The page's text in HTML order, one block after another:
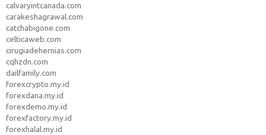
calvaryintcanada.com
carakeshagrawal.com
catchabigone.com
celticaweb.com
cirugiadehernias.com
cqhzdn.com
dailfamily.com
forexcrypto.my.id
forexdana.my.id
forexdemo.my.id
forexfactory.my.id
forexhalal.my.id